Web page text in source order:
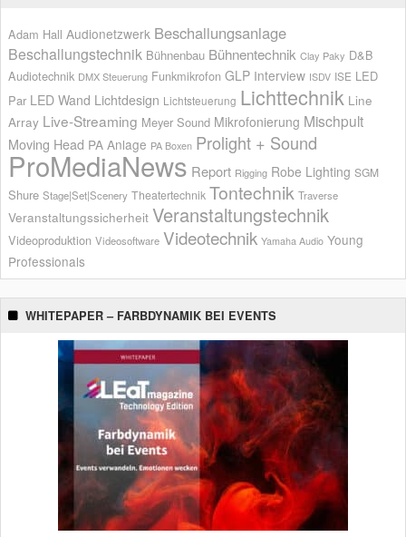
Adam Hall Audionetzwerk Beschallungsanlage
Beschallungstechnik Bühnenbau Bühnentechnik Clay Paky D&B
Audiotechnik DMX Steuerung Funkmikrofon GLP Interview ISDV ISE LED
Par LED Wand Lichtdesign Lichtsteuerung Lichttechnik Line
Array Live-Streaming Meyer Sound Mikrofonierung Mischpult
Moving Head PA Anlage PA Boxen Prolight + Sound
ProMediaNews Report Rigging Robe Lighting SGM
Shure Stage|Set|Scenery Theatertechnik Tontechnik Traverse
Veranstaltungssicherheit Veranstaltungstechnik
Videoproduktion Videosoftware Videotechnik Yamaha Audio Young
Professionals
WHITEPAPER – FARBDYNAMIK BEI EVENTS